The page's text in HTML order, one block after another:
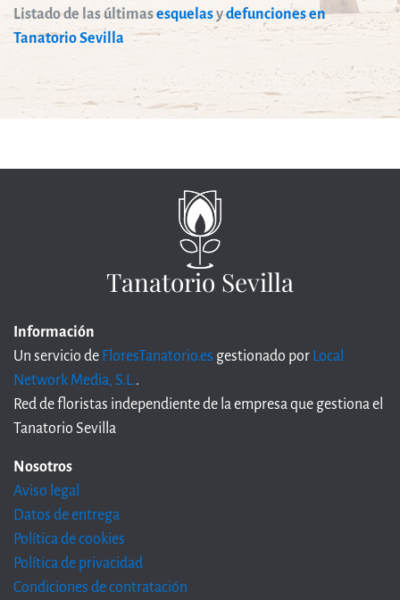
Listado de las últimasesquelasydefunciones en
Tanatorio Sevilla
Tanatorio Sevilla
Información
Un servicio de FloresTanatorio.es gestionado por Local
Network Media, S.L..
Red de floristas independiente de la empresa que gestiona el
Tanatorio Sevilla
Nosotros
Aviso legal
Datos de entrega
Política de cookies
Política de privacidad
Condiciones de contratación